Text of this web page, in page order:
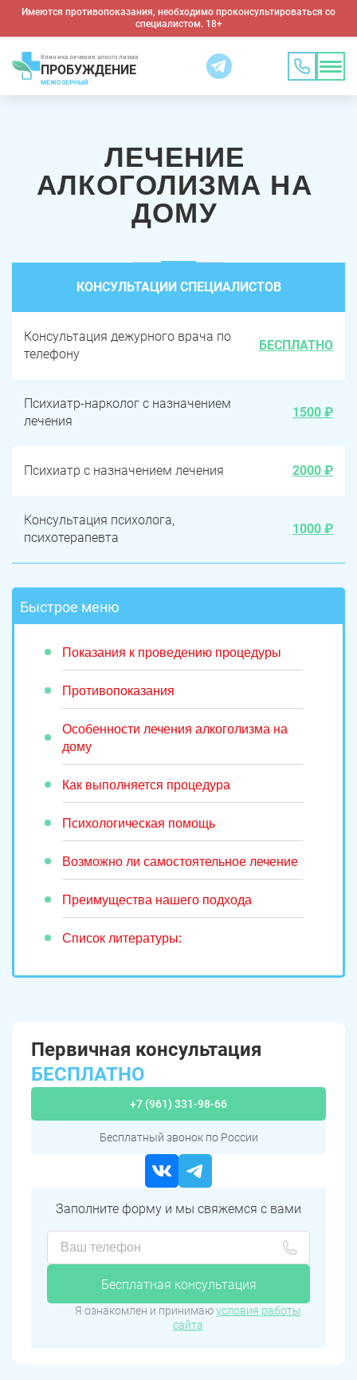
Имеются противопоказания, необходимо проконсультироваться со
специалистом. 18+
Клиника лечения алкоголизма
ПРОБУЖДЕНИЕ
МЕЖОЗЕРНЫЙ
ЛЕЧЕНИЕ
АЛКОГОЛИЗМА НА
ДОМУ
КОНСУЛЬТАЦИИ СПЕЦИАЛИСТОВ
Консультация дежурного врача по
телефону
БЕСПЛАТНО
Психиатр-нарколог с назначением
лечения
1500 ₽
Психиатр с назначением лечения 2000 ₽
Консультация психолога,
психотерапевта
1000 ₽
Быстрое меню
Показания к проведению процедуры
Противопоказания
Особенности лечения алкоголизма на
дому
Как выполняется процедура
Психологическая помощь
Возможно ли самостоятельное лечение
Преимущества нашего подхода
Список литературы:
Первичная консультация
БЕСПЛАТНО
+7 (961) 331-98-66
Бесплатный звонок по России
Заполните форму и мы свяжемся с вами
Бесплатная консультация
Я ознакомлен и принимаюусловия работы
сайта